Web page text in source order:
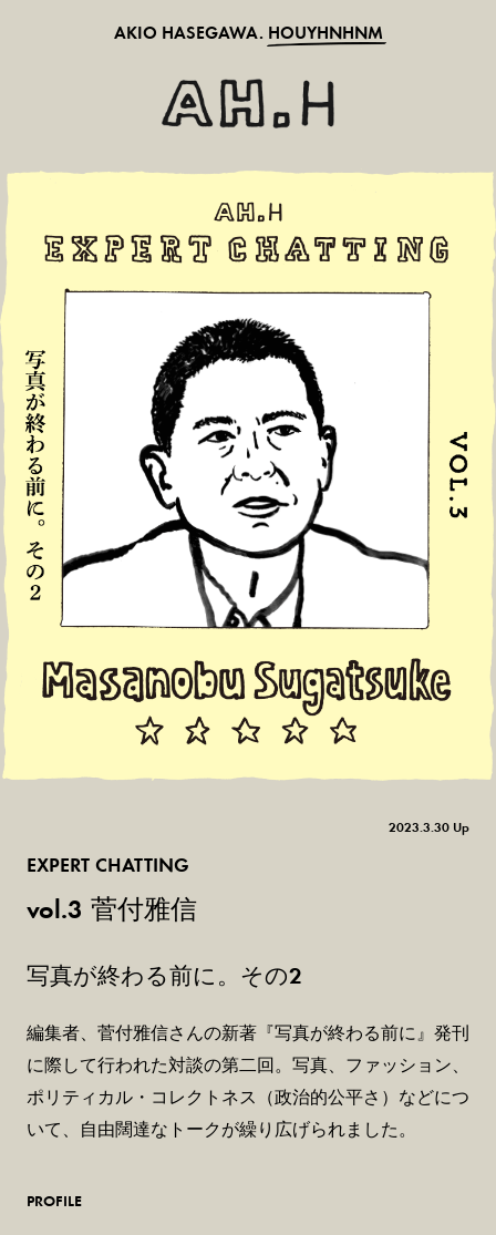
AKIO HASEGAWA. HOUYHNHNM
2023.3.30 Up
EXPERT CHATTING
vol.3 菅付雅信
写真が終わる前に。その2
編集者、菅付雅信さんの新著『写真が終わる前に』発刊
に際して行われた対談の第二回。写真、ファッション、
ポリティカル・コレクトネス（政治的公平さ）などにつ
いて、自由闊達なトークが繰り広げられました。
PROFILE